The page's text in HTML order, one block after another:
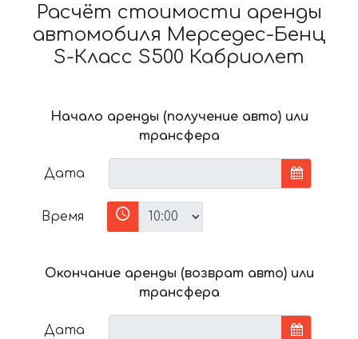
Расчёт стоимости аренды
автомобиля Мерседес-Бенц
S-Класс S500 Кабриолет
Начало аренды (получение авто) или
трансфера
Дата
Время
Окончание аренды (возврат авто) или
трансфера
Дата